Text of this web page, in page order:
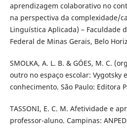
aprendizagem colaborativo no
na perspectiva da complexidade/
Linguística Aplicada) – Faculdade
Federal de Minas Gerais, Belo
SMOLKA, A. L. B. & GÓES, M. C.
outro no espaço escolar: Vygotsky
conhecimento. São Paulo: Editora
TASSONI, E. C. M. Afetividade e
professor-aluno. Campinas: